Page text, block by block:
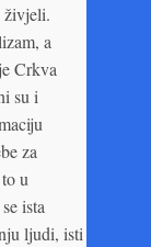
živjeli.
a
Crkva
su i
za
u
ista
ljudi, isti